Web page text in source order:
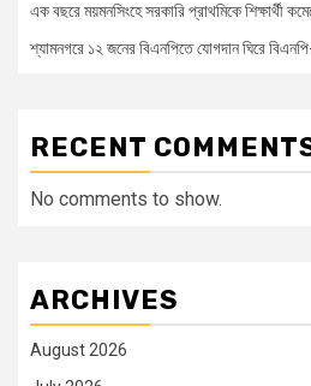
এক বছরে ময়মনসিংহে সরকারি প্রাথমিকে শিক্ষার্থী
শ্যামনগরে ১২ জনের বিএনপিতে যোগদান ঘিরে বিএনপি-
RECENT
No comments to show.
ARCHIVES
August 2026